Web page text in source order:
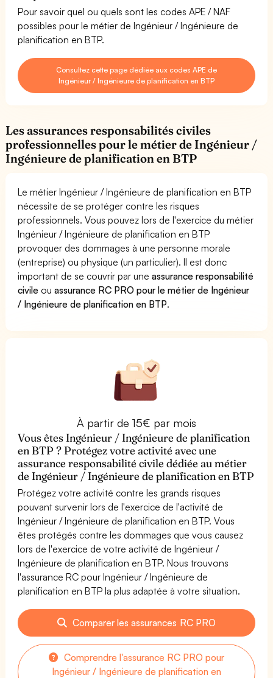
Pour savoir quel ou quels sont les codes APE / NAF
possibles pour le métier de Ingénieur / Ingénieure de
planification en BTP.
Consultez cette page dédiée aux codes APE de
Ingénieur / Ingénieure de planification en BTP
Les assurances responsabilités civiles
professionnelles pour le métier de Ingénieur /
Ingénieure de planification en BTP
Le métier Ingénieur / Ingénieure de planification en BTP
nécessite de se protéger contre les risques
professionnels. Vous pouvez lors de l'exercice du métier
Ingénieur / Ingénieure de planification en BTP
provoquer des dommages à une personne morale
(entreprise) ou physique (un particulier). Il est donc
important de se couvrir par uneassurance responsabilité
civile ouassurance RC PRO pour le métier de Ingénieur
/ Ingénieure de planification en BTP.
À partir de 15€ par mois
Vous êtes Ingénieur / Ingénieure de planification
en BTP ? Protégez votre activité avec une
assurance responsabilité civile dédiée au métier
de Ingénieur / Ingénieure de planification en BTP
Protégez votre activité contre les grands risques
pouvant survenir lors de l'exercice de l'activité de
Ingénieur / Ingénieure de planification en BTP. Vous
êtes protégés contre les dommages que vous causez
lors de l'exercice de votre activité de Ingénieur /
Ingénieure de planification en BTP. Nous trouvons
l'assurance RC pour Ingénieur / Ingénieure de
planification en BTP la plus adaptée à votre situation.
Comparer les assurances RC PRO
Comprendre l'assurance RC PRO pour
Ingénieur / Ingénieure de planification en